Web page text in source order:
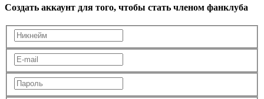
Создать аккаунт для того, чтобы стать членом фанклуба